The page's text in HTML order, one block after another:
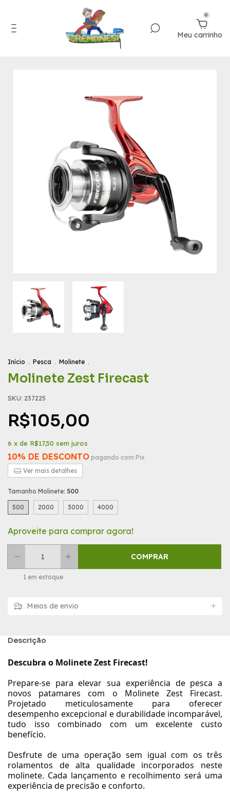
0
Meu carrinho
Início . Pesca . Molinete .
Molinete Zest Firecast
SKU: 237225
R$105,00
6 x de R$17,50 sem juros
10% DE DESCONTO pagando com Pix
Ver mais detalhes
Tamanho Molinete: 500
500 2000 3000 4000
Aproveite para comprar agora!
1em estoque
Meios de envio
Descrição
Descubra o Molinete Zest Firecast!
Prepare-se para elevar sua experiência de pesca a
novos patamares com o Molinete Zest Firecast.
Projetado meticulosamente para oferecer
desempenho excepcional e durabilidade incomparável,
tudo isso combinado com um excelente custo
benefício.
Desfrute de uma operação sem igual com os três
rolamentos de alta qualidade incorporados neste
molinete. Cada lançamento e recolhimento será uma
experiência de precisão e conforto.